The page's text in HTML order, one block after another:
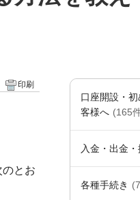
口座開設・
客様へ (165
入金・出金
各種手続き
印刷
とお